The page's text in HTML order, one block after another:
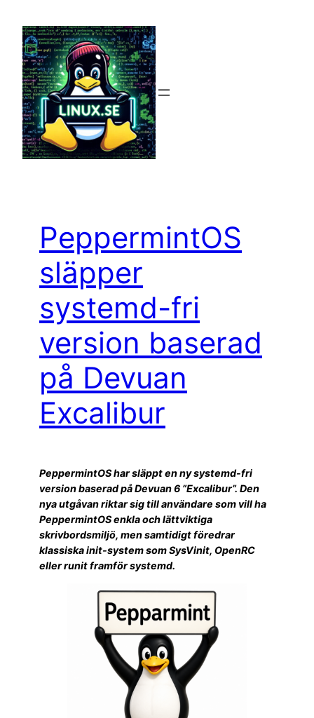
innehåll
PeppermintOS
släpper
systemd-fri
version baserad
på Devuan
Excalibur
PeppermintOS har släppt en ny systemd-fri
version baserad på Devuan 6 ”Excalibur”. Den
nya utgåvan riktar sig till användare som vill ha
PeppermintOS enkla och lättviktiga
skrivbordsmiljö, men samtidigt föredrar
klassiska init-system som SysVinit, OpenRC
eller runit framför systemd.